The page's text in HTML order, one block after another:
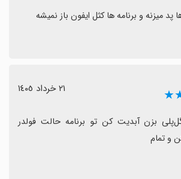
میزنه و برنامه ها کثل ایفون باز نمیشه
٢١ خرداد ١٤٠٥